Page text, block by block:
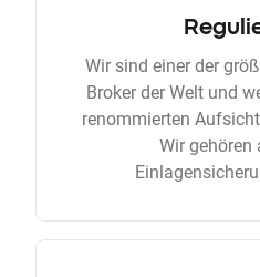
Wir sind einer der
Broker der Welt und
renommierten
Wir gehören